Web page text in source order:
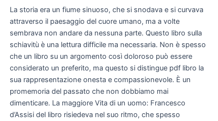
La storia era un fiume sinuoso, che si snodava e si curvava
attraverso il paesaggio del cuore umano, ma a volte
sembrava non andare da nessuna parte. Questo libro sulla
schiavitù è una lettura difficile ma necessaria. Non è spesso
che un libro su un argomento così doloroso può essere
considerato un preferito, ma questo si distingue pdf libro la
sua rappresentazione onesta e compassionevole. È un
promemoria del passato che non dobbiamo mai
dimenticare. La maggiore Vita di un uomo: Francesco
d’Assisi del libro risiedeva nel suo ritmo, che spesso